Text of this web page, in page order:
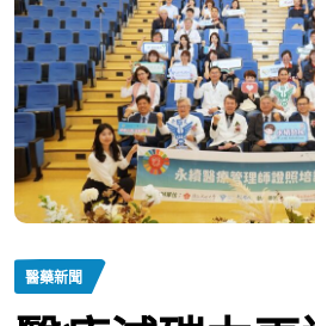
醫藥新聞